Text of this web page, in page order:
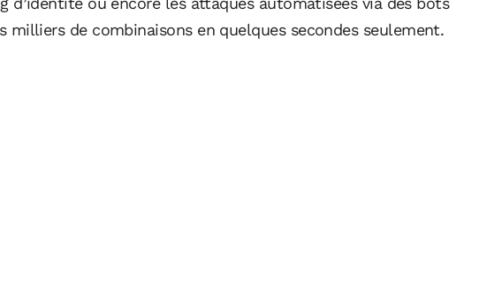
milliers de combinaisons en quelques secondes seulement.